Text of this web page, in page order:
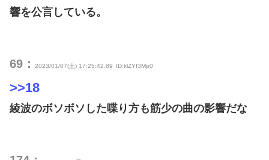
響を公言している。
69： 2023/01/07(土) 17:25:42.89 ID:klZYf3Mp0
>>18
綾波のボソボソした喋り方も筋少の曲の影響だな